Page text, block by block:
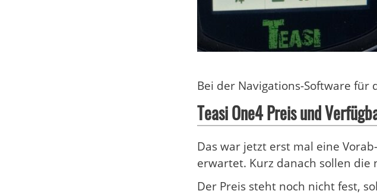
Bei der Navigations-Software für
Teasi One4 Preis und
Das war jetzt erst mal eine
erwartet. Kurz danach sollen
Der Preis steht noch nicht fest,